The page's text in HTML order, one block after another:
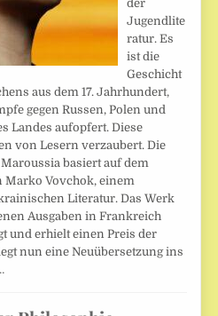
der
Jugendlite
ratur. Es
ist die
Geschicht
aus dem 17. Jahrhundert,
gegen Russen, Polen und
Landes aufopfert. Diese
von Lesern verzaubert. Die
basiert auf dem
Marko Vovchok, einem
Literatur. Das Werk
Ausgaben in Frankreich
und erhielt einen Preis der
nun eine Neuübersetzung ins